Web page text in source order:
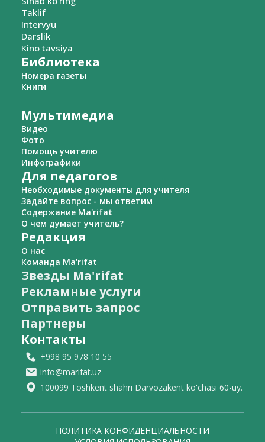
Taklif
Intervyu
Darslik
Kino tavsiya
Библиотека
Номера газеты
Книги
Мультимедиа
Видео
Фото
Помощь учителю
Инфографики
Для педагогов
Необходимые документы для учителя
Задайте вопрос - мы ответим
Содержание Ma'rifat
О чем думает учитель?
Редакция
О нас
Команда Ma'rifat
Звезды Ma'rifat
Рекламные услуги
Отправить запрос
Партнеры
Контакты
+998 95 978 10 55
info@marifat.uz
100099 Toshkent shahri Darvozakent ko'chasi 60-uy.
ПОЛИТИКА КОНФИДЕНЦИАЛЬНОСТИ